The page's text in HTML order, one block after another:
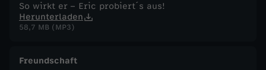
So wirkt er – Eric probiert´s aus!
Herunterladen
58,7 MB (MP3)
Freundschaft